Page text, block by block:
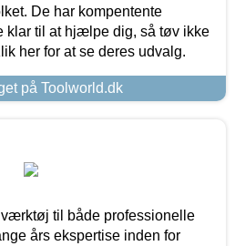
De har kompentente
klar til at hjælpe dig, så tøv ikke
her for at se deres udvalg.
på Toolworld.dk
til både professionelle
års ekspertise inden for